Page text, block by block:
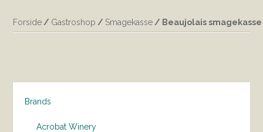
Forside / Gastroshop / Smagekasse / Beaujolais smagekasse
Brands
Acrobat Winery